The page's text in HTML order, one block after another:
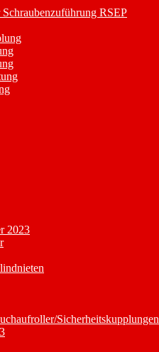
RSEP
2023
Sicherheitskupplungen